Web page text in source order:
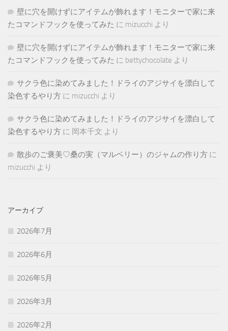
壁に穴を開けずにアイテムが飾れます！モニターで家に来
たコマンドフックを使ってみた に mizucchi より
壁に穴を開けずにアイテムが飾れます！モニターで家に来
たコマンドフックを使ってみた に bettychocolate より
サクラ色に染めてみました！ドライのアジサイを漂白して
染色するやり方 に mizucchi より
サクラ色に染めてみました！ドライのアジサイを漂白して
染色するやり方 に 岡本千文 より
散歩のご褒美♡桑の実（マルベリー）のジャムの作り方 に
mizucchi より
アーカイブ
2026年7月
2026年6月
2026年5月
2026年3月
2026年2月